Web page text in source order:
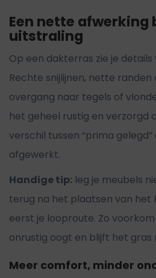
Een nette afwerking
uitstraling
Op een dakterras zie je
Rechte snijlijnen, nette randen
overgang naar tegels of
het geheel rustig en verzorgd
verschil tussen “prima
afgewerkt.
Handige tip: leg je meubels
terug na het plaatsen van het
eerst je looproute. Zo
onrustig oogt en blijft het gras
Meer comfort, minder